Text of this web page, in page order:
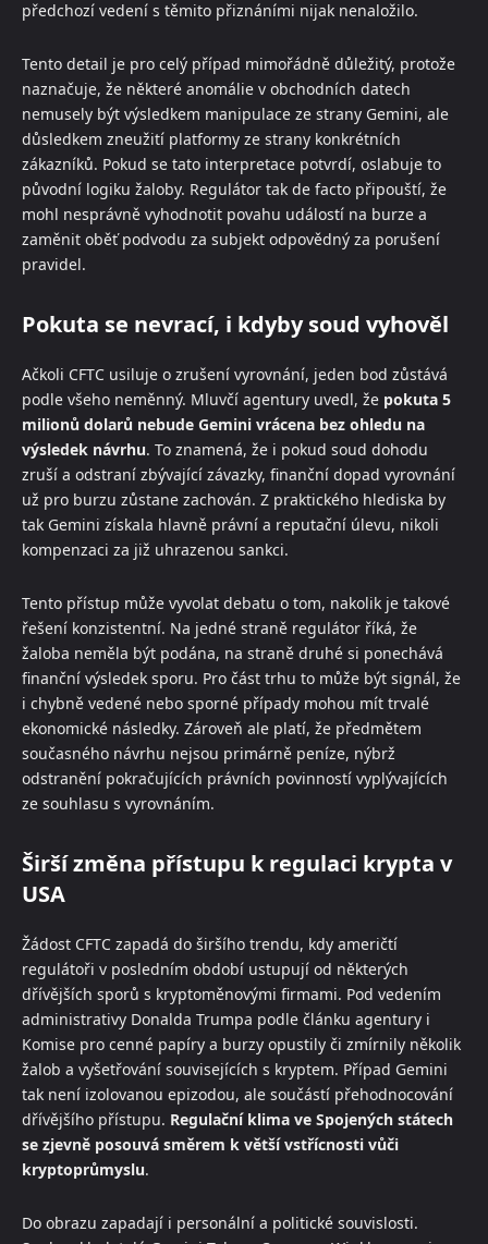
předchozí vedení s těmito přiznáními nijak nenaložilo.
Tento detail je pro celý případ mimořádně důležitý, protože
naznačuje, že některé anomálie v obchodních datech
nemusely být výsledkem manipulace ze strany Gemini, ale
důsledkem zneužití platformy ze strany konkrétních
zákazníků. Pokud se tato interpretace potvrdí, oslabuje to
původní logiku žaloby. Regulátor tak de facto připouští, že
mohl nesprávně vyhodnotit povahu událostí na burze a
zaměnit oběť podvodu za subjekt odpovědný za porušení
pravidel.
Pokuta se nevrací, i kdyby soud vyhověl
Ačkoli CFTC usiluje o zrušení vyrovnání, jeden bod zůstává
podle všeho neměnný. Mluvčí agentury uvedl, že pokuta 5
milionů dolarů nebude Gemini vrácena bez ohledu na
výsledek návrhu. To znamená, že i pokud soud dohodu
zruší a odstraní zbývající závazky, finanční dopad vyrovnání
už pro burzu zůstane zachován. Z praktického hlediska by
tak Gemini získala hlavně právní a reputační úlevu, nikoli
kompenzaci za již uhrazenou sankci.
Tento přístup může vyvolat debatu o tom, nakolik je takové
řešení konzistentní. Na jedné straně regulátor říká, že
žaloba neměla být podána, na straně druhé si ponechává
finanční výsledek sporu. Pro část trhu to může být signál, že
i chybně vedené nebo sporné případy mohou mít trvalé
ekonomické následky. Zároveň ale platí, že předmětem
současného návrhu nejsou primárně peníze, nýbrž
odstranění pokračujících právních povinností vyplývajících
ze souhlasu s vyrovnáním.
Širší změna přístupu k regulaci krypta v
USA
Žádost CFTC zapadá do širšího trendu, kdy američtí
regulátoři v posledním období ustupují od některých
dřívějších sporů s kryptoměnovými firmami. Pod vedením
administrativy Donalda Trumpa podle článku agentury i
Komise pro cenné papíry a burzy opustily či zmírnily několik
žalob a vyšetřování souvisejících s kryptem. Případ Gemini
tak není izolovanou epizodou, ale součástí přehodnocování
dřívějšího přístupu. Regulační klima ve Spojených státech
se zjevně posouvá směrem k větší vstřícnosti vůči
kryptoprůmyslu.
Do obrazu zapadají i personální a politické souvislosti.